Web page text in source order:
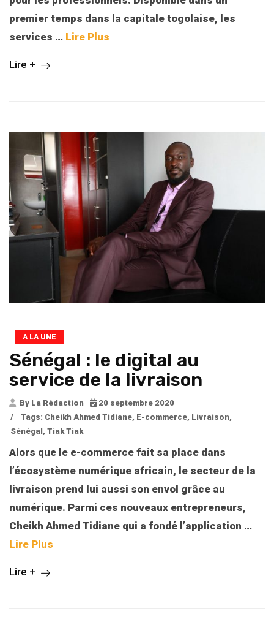
premier temps dans la capitale togolaise, les
services … Lire Plus
Lire +
A LA UNE
Sénégal : le digital au
service de la livraison
By La Rédaction
20 septembre 2020
/
Tags: Cheikh Ahmed Tidiane, E-commerce, Livraison,
Sénégal, Tiak Tiak
Alors que le e-commerce fait sa place dans
l’écosystème numérique africain, le secteur de la
livraison prend lui aussi son envol grâce au
numérique. Parmi ces nouveaux entrepreneurs,
Cheikh Ahmed Tidiane qui a fondé l’application …
Lire Plus
Lire +